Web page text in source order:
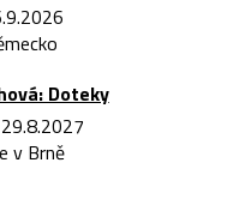
Doteky
v Brně